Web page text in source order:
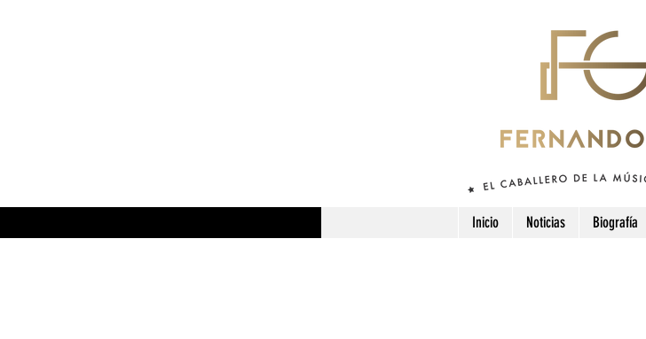
Inicio Noticias Biografía